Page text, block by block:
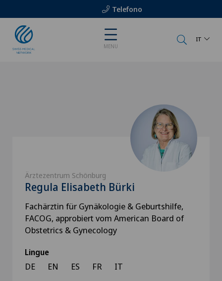
Telefono
MENU
IT
Ärztezentrum Schönburg
Regula Elisabeth Bürki
Fachärztin für Gynäkologie & Geburtshilfe,
FACOG, approbiert vom American Board of
Obstetrics & Gynecology
Lingue
DE EN ES FR IT